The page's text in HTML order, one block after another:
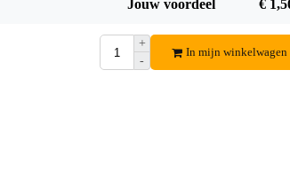
Jouw voordeel
€
+
-
In mijn winkelwagen